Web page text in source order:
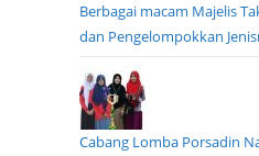
Berbagai macam Majelis
dan Pengelompokkan
Cabang Lomba Porsadin